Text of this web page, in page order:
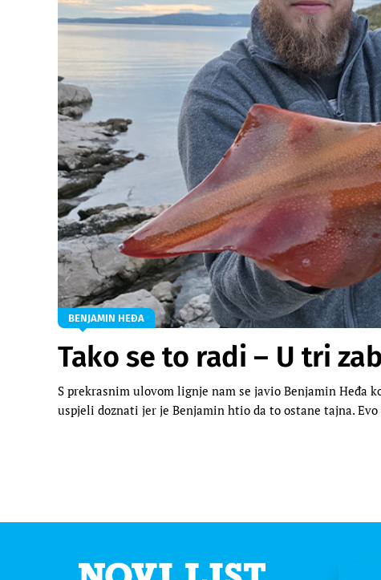
BENJAMIN HEĐA
Tako se to radi – U tri
S prekrasnim ulovom lignje nam se javio Benjamin Heđa
uspjeli doznati jer je Benjamin htio da to ostane tajna.